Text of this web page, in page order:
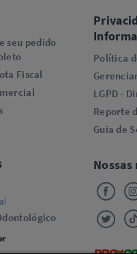
seu pedido
Fiscal
Política
LGPD -
Reporte
Guia de
Nossas